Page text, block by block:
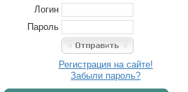
Логин
Пароль
Регистрация на сайте!
Забыли пароль?